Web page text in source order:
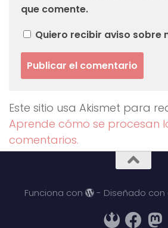
que comente.
Quiero recibir aviso sobre
Este sitio usa Akismet para
Aprende cómo se procesan
comentarios.
Funciona con - Diseñado con